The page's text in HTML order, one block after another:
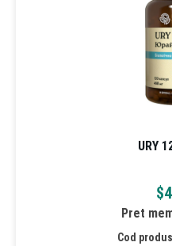
URY
$
Pret
Cod